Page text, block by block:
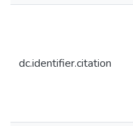
dc.identifier.citation